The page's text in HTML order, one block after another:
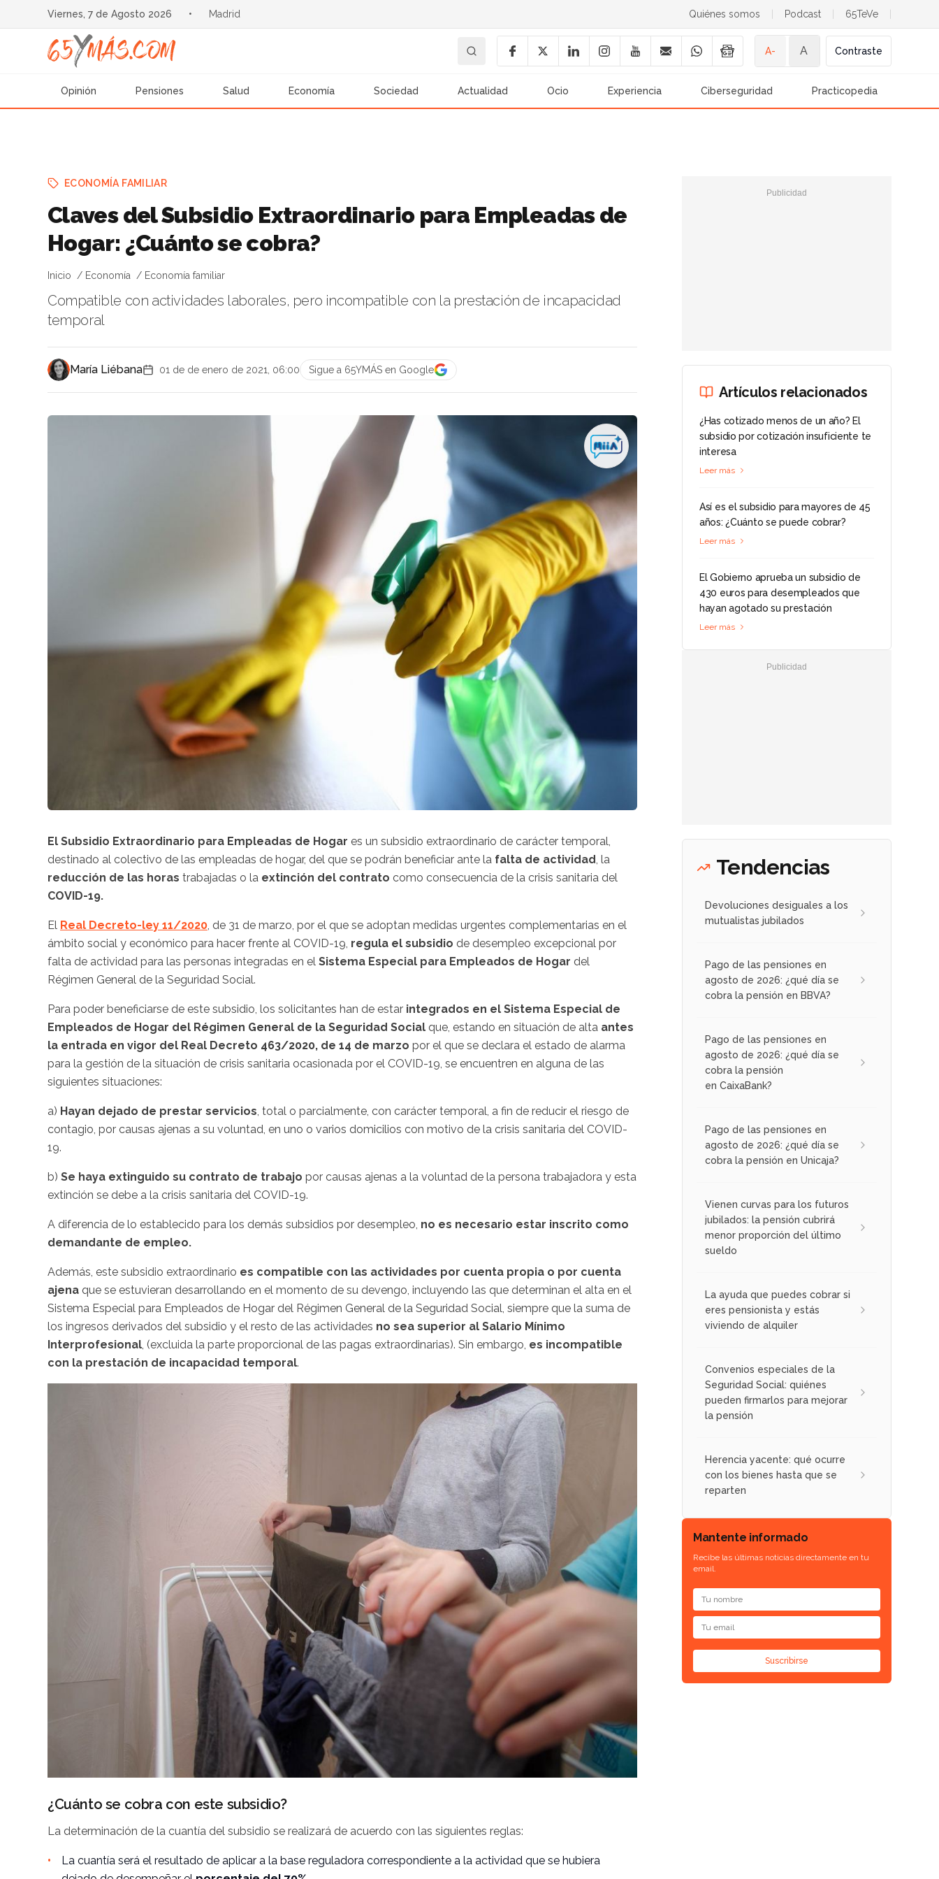
Viernes, 7 de Agosto 2026 • Madrid Quiénes somos Podcast 65TeVe
A- A Contraste
Opinión Pensiones Salud Economía Sociedad Actualidad Ocio Experiencia Ciberseguridad Practicopedia
ECONOMÍA FAMILIAR
Claves del Subsidio Extraordinario para Empleadas de
Hogar: ¿Cuánto se cobra?
Inicio Economía Economía familiar
Compatible con actividades laborales, pero incompatible con la prestación de incapacidad
temporal
María Liébana 01 de de enero de 2021, 06:00 Sigue a 65YMÁS en Google
El Subsidio Extraordinario para Empleadas de Hogar es un subsidio extraordinario de carácter temporal,
destinado al colectivo de las empleadas de hogar, del que se podrán beneficiar ante la falta de actividad , la
reducción de las horas trabajadas o la extinción del contrato como consecuencia de la crisis sanitaria del
COVID-19.
El Real Decreto-ley 11/2020 , de 31 de marzo, por el que se adoptan medidas urgentes complementarias en el
ámbito social y económico para hacer frente al COVID-19, regula el subsidio de desempleo excepcional por
falta de actividad para las personas integradas en el Sistema Especial para Empleados de Hogar del
Régimen General de la Seguridad Social.
Para poder beneficiarse de este subsidio, los solicitantes han de estar integrados en el Sistema Especial de
Empleados de Hogar del Régimen General de la Seguridad Social que, estando en situación de alta antes
la entrada en vigor del Real Decreto 463/2020, de 14 de marzo por el que se declara el estado de alarma
para la gestión de la situación de crisis sanitaria ocasionada por el COVID-19, se encuentren en alguna de las
siguientes situaciones:
a) Hayan dejado de prestar servicios , total o parcialmente, con carácter temporal, a fin de reducir el riesgo de
contagio, por causas ajenas a su voluntad, en uno o varios domicilios con motivo de la crisis sanitaria del COVID-
19.
b) Se haya extinguido su contrato de trabajo por causas ajenas a la voluntad de la persona trabajadora y esta
extinción se debe a la crisis sanitaria del COVID-19.
A diferencia de lo establecido para los demás subsidios por desempleo, no es necesario estar inscrito como
demandante de empleo.
Además, este subsidio extraordinario es compatible con las actividades por cuenta propia o por cuenta
ajena que se estuvieran desarrollando en el momento de su devengo, incluyendo las que determinan el alta en el
Sistema Especial para Empleados de Hogar del Régimen General de la Seguridad Social, siempre que la suma de
los ingresos derivados del subsidio y el resto de las actividades no sea superior al Salario Mínimo
Interprofesional , (excluida la parte proporcional de las pagas extraordinarias). Sin embargo, es incompatible
con la prestación de incapacidad temporal.
¿Cuánto se cobra con este subsidio?
La determinación de la cuantía del subsidio se realizará de acuerdo con las siguientes reglas:
La cuantía será el resultado de aplicar a la base reguladora correspondiente a la actividad que se hubiera
Artículos relacionados
¿Has cotizado menos de un año? El
subsidio por cotización insuficiente te
interesa
Leer más
Así es el subsidio para mayores de 45
años: ¿Cuánto se puede cobrar?
Leer más
El Gobierno aprueba un subsidio de
430 euros para desempleados que
hayan agotado su prestación
Leer más
Tendencias
Devoluciones desiguales a los
mutualistas jubilados
Pago de las pensiones en
agosto de 2026: ¿qué día se
cobra la pensión en BBVA?
Pago de las pensiones en
agosto de 2026: ¿qué día se
cobra la pensión
en CaixaBank?
Pago de las pensiones en
agosto de 2026: ¿qué día se
cobra la pensión en Unicaja?
Vienen curvas para los futuros
jubilados: la pensión cubrirá
menor proporción del último
sueldo
La ayuda que puedes cobrar si
eres pensionista y estás
viviendo de alquiler
Convenios especiales de la
Seguridad Social: quiénes
pueden firmarlos para mejorar
la pensión
Herencia yacente: qué ocurre
con los bienes hasta que se
reparten
Mantente informado
Recibe las últimas noticias directamente en tu
email.
Suscribirse